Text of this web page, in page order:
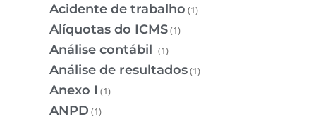
Acidente de trabalho (1)
Alíquotas do ICMS(1)
Análise contábil (1)
Análise de resultados(1)
Anexo I (1)
ANPD (1)